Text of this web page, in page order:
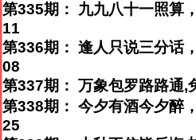
第335期： 九九八十一照算
11
第336期： 逢人只说三分话
08
第337期： 万象包罗路路通,
第338期： 今夕有酒今夕醉
25